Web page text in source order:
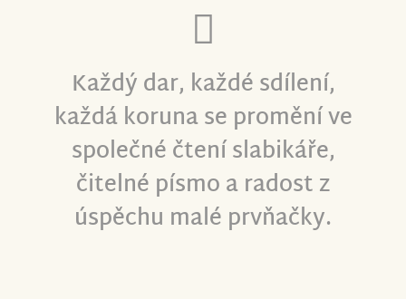
Každý dar, každé sdílení,
každá koruna se promění ve
společné čtení slabikáře,
čitelné písmo a radost z
úspěchu malé prvňačky.